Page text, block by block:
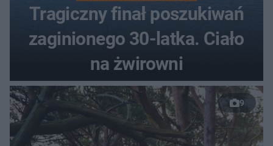
Tragiczny finał poszukiwań
zaginionego 30-latka. Ciało
na żwirowni
9